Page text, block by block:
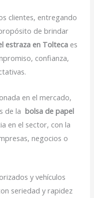
clientes, entregando
de brindar
estraza en Tolteca es
confianza,
en el mercado,
de labolsa de papel
en el sector, con la
negocios o
y vehículos
seriedad y rapidez